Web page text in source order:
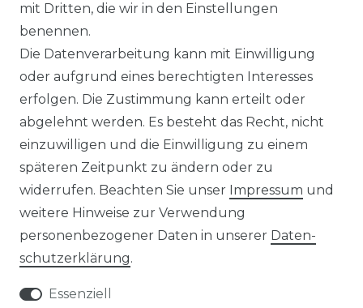
1.772,00 € *
*inkl. ges. MwSt. zzgl.Versandkosten
Bosch Climate 3000i-Set
26 WE, R32 Inverter
3,2 kW
mit Dritten, die wir in den Einstellungen
benennen.
Die Datenverarbeitung kann mit Einwilligung
oder aufgrund eines berechtigten Interesses
erfolgen. Die Zustimmung kann erteilt oder
abgelehnt werden. Es besteht das Recht, nicht
einzuwilligen und die Einwilligung zu einem
späteren Zeitpunkt zu ändern oder zu
widerrufen. Beachten Sie unser Impressum und
weitere Hinweise zur Verwendung
personenbezogener Daten in unserer Daten­
schutz­erklärung.
Essenziell